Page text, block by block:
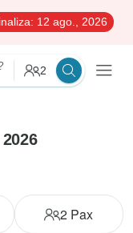
12 ago., 2026
2
2 Pax